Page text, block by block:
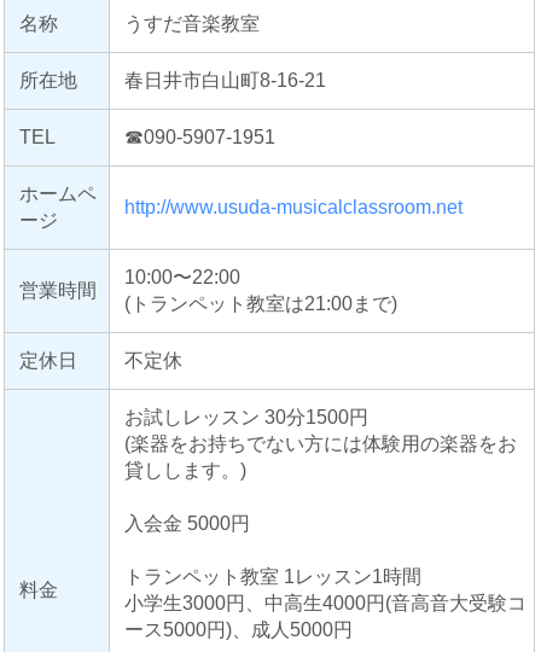
名称 うすだ音楽教室
所在地 春日井市白山町8-16-21
TEL ☎090-5907-1951
ホームペ
ージ
http://www.usuda-musicalclassroom.net
営業時間
10:00〜22:00
(トランペット教室は21:00まで)
定休日 不定休
料金
お試しレッスン 30分1500円
(楽器をお持ちでない方には体験用の楽器をお
貸しします。)
入会金 5000円
トランペット教室 1レッスン1時間
小学生3000円、中高生4000円(音高音大受験コ
ース5000円)、成人5000円